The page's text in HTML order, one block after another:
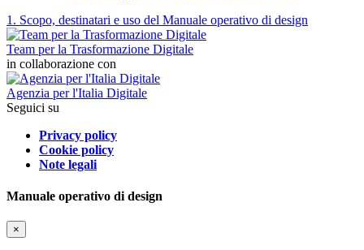
1. Scopo, destinatari e uso del Manuale operativo di design
Team per la Trasformazione Digitale
in collaborazione con
Agenzia per l'Italia Digitale
Seguici su
Privacy policy
Cookie policy
Note legali
Manuale operativo di design
×